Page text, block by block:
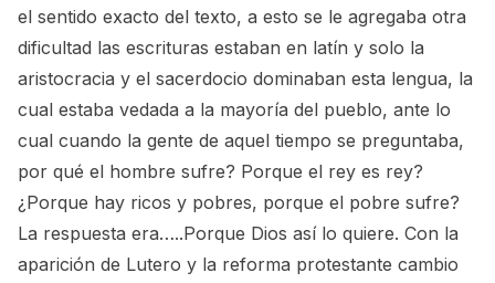
el sentido exacto del texto, a esto se le agregaba otra
dificultad las escrituras estaban en latín y solo la
aristocracia y el sacerdocio dominaban esta lengua, la
cual estaba vedada a la mayoría del pueblo, ante lo
cual cuando la gente de aquel tiempo se preguntaba,
por qué el hombre sufre? Porque el rey es rey?
¿Porque hay ricos y pobres, porque el pobre sufre?
La respuesta era…..Porque Dios así lo quiere. Con la
aparición de Lutero y la reforma protestante cambio